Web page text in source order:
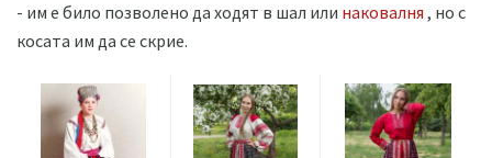
- им е било позволено да ходят в шал или наковалня , но с
косата им да се скрие.